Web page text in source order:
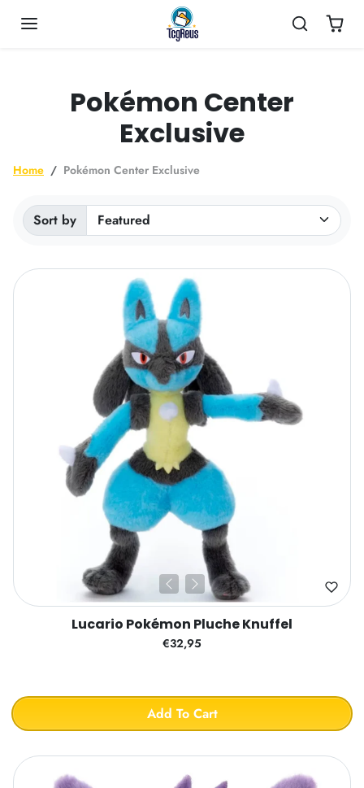
Pokémon Center
Exclusive
Home Pokémon Center Exclusive
Sort by
Lucario Pokémon Pluche Knuffel
€32,95
Add To Cart